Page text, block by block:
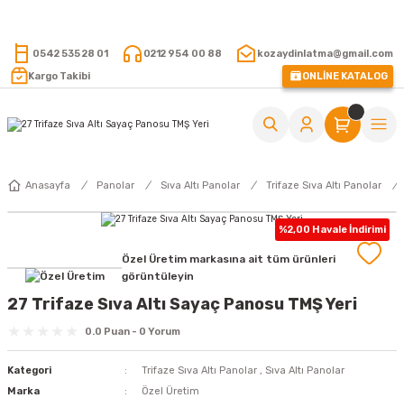
0542 535 28 01 0212 954 00 88
kozaydinlatma@gmail.com
Kargo Takibi
ONLİNE KATALOG
Anasayfa Panolar Sıva Altı Panolar Trifaze Sıva Altı Panolar
%2,00 Havale İndirimi
Özel Üretim markasına ait tüm ürünleri
görüntüleyin
27 Trifaze Sıva Altı Sayaç Panosu TMŞ Yeri
0.0 Puan - 0 Yorum
Kategori Trifaze Sıva Altı Panolar , Sıva Altı Panolar
Marka
Özel Üretim